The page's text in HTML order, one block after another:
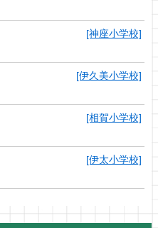
[神座小学校]
[伊久美小学校]
[相賀小学校]
[伊太小学校]